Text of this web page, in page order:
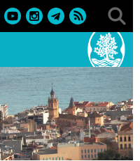
> Sardanes